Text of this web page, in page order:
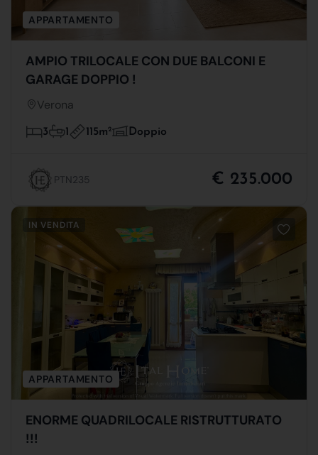
APPARTAMENTO
AMPIO TRILOCALE CON DUE BALCONI E
GARAGE DOPPIO !
Verona
3 1 115m2 Doppio
PTN235 € 235.000
IN VENDITA
APPARTAMENTO
ENORME QUADRILOCALE RISTRUTTURATO
!!!